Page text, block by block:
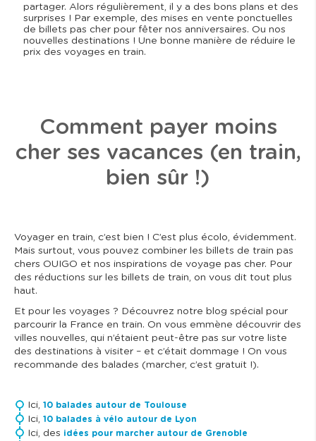
partager. Alors régulièrement, il y a des bons plans et des
surprises ! Par exemple, des mises en vente ponctuelles
de billets pas cher pour fêter nos anniversaires. Ou nos
nouvelles destinations ! Une bonne manière de réduire le
prix des voyages en train.
Comment payer moins
cher ses vacances (en train,
bien sûr !)
Voyager en train, c’est bien ! C’est plus écolo, évidemment.
Mais surtout, vous pouvez combiner les billets de train pas
chers OUIGO et nos inspirations de voyage pas cher. Pour
des réductions sur les billets de train, on vous dit tout plus
haut.
Et pour les voyages ? Découvrez notre blog spécial pour
parcourir la France en train. On vous emmène découvrir des
villes nouvelles, qui n’étaient peut-être pas sur votre liste
des destinations à visiter – et c’était dommage ! On vous
recommande des balades (marcher, c’est gratuit !).
Ici, 10 balades autour de Toulouse
Ici, 10 balades à vélo autour de Lyon
Ici, des idées pour marcher autour de Grenoble